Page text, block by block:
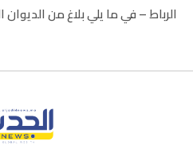
الرباط – في ما يلي بلاغ من